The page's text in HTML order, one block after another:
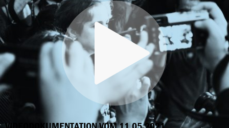
VIDEODOKUMENTATION VOM 11.05.2021